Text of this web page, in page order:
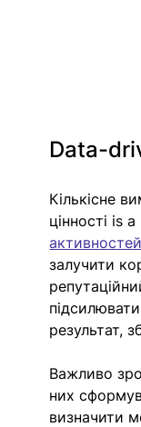
Data-
Кількісне
цінності is
активностей
залучити
результат,
Важливо
них
визначити